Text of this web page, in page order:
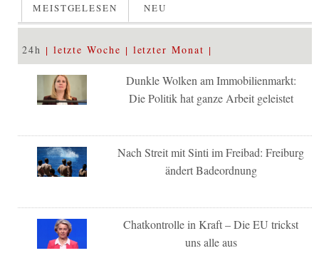
MEISTGELESEN NEU
24h letzte Woche letzter Monat
Dunkle Wolken am Immobilienmarkt:
Die Politik hat ganze Arbeit geleistet
Nach Streit mit Sinti im Freibad: Freiburg
ändert Badeordnung
Chatkontrolle in Kraft – Die EU trickst
uns alle aus